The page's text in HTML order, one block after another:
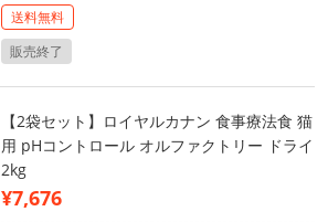
送料無料
販売終了
【2袋セット】ロイヤルカナン 食事療法食 猫
用 pHコントロール オルファクトリー ドライ
2kg
¥7,676